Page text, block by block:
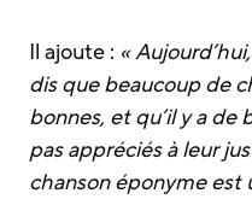
Il ajoute : «
dis que beaucoup de
bonnes, et qu’il y a de
pas appréciés à leur
chanson éponyme est